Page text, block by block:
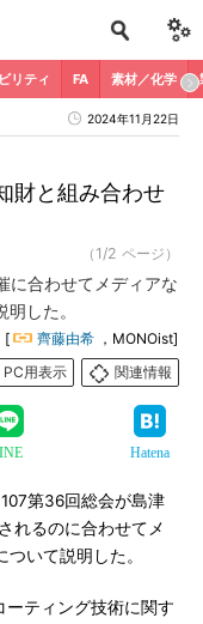
リティ FA 素材／化学
2024年11月22日
財と組み合わせ
（1/2 ページ）
に合わせてメディアな
した。
[ 齊藤由希 ，MONOist]
PC用表示
関連情報
Hatena
第36回総会が島津
れるのに合わせてメ
いて説明した。
ティング技術に関す